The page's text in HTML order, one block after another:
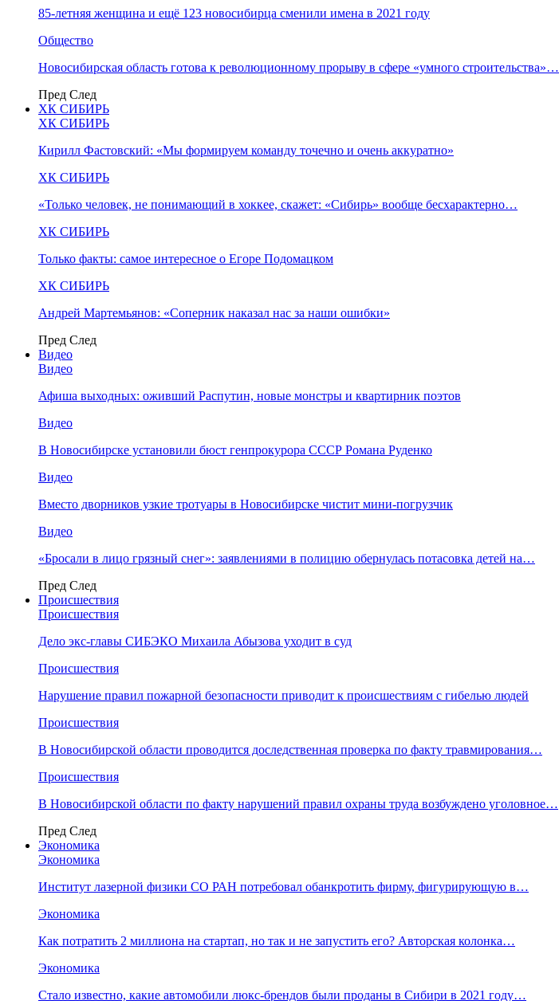
85-летняя женщина и ещё 123 новосибирца сменили имена в 2021 году
Общество
Новосибирская область готова к революционному прорыву в сфере «умного строительства»…
Пред След
ХК СИБИРЬ
ХК СИБИРЬ
Кирилл Фастовский: «Мы формируем команду точечно и очень аккуратно»
ХК СИБИРЬ
«Только человек, не понимающий в хоккее, скажет: «Сибирь» вообще бесхарактерно…
ХК СИБИРЬ
Только факты: самое интересное о Егоре Подомацком
ХК СИБИРЬ
Андрей Мартемьянов: «Соперник наказал нас за наши ошибки»
Пред След
Видео
Видео
Афиша выходных: оживший Распутин, новые монстры и квартирник поэтов
Видео
В Новосибирске установили бюст генпрокурора СССР Романа Руденко
Видео
Вместо дворников узкие тротуары в Новосибирске чистит мини-погрузчик
Видео
«Бросали в лицо грязный снег»: заявлениями в полицию обернулась потасовка детей на…
Пред След
Происшествия
Происшествия
Дело экс-главы СИБЭКО Михаила Абызова уходит в суд
Происшествия
Нарушение правил пожарной безопасности приводит к происшествиям с гибелью людей
Происшествия
В Новосибирской области проводится доследственная проверка по факту травмирования…
Происшествия
В Новосибирской области по факту нарушений правил охраны труда возбуждено уголовное…
Пред След
Экономика
Экономика
Институт лазерной физики СО РАН потребовал обанкротить фирму, фигурирующую в…
Экономика
Как потратить 2 миллиона на стартап, но так и не запустить его? Авторская колонка…
Экономика
Стало известно, какие автомобили люкс-брендов были проданы в Сибири в 2021 году…